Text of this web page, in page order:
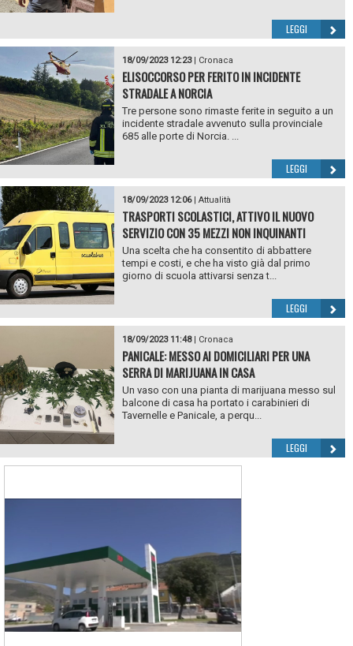
LEGGI
18/09/2023 12:23| Cronaca
ELISOCCORSO PER FERITO IN INCIDENTE
STRADALE A NORCIA
Tre persone sono rimaste ferite in seguito a un
incidente stradale avvenuto sulla provinciale
685 alle porte di Norcia. ...
LEGGI
18/09/2023 12:06| Attualità
TRASPORTI SCOLASTICI, ATTIVO IL NUOVO
SERVIZIO CON 35 MEZZI NON INQUINANTI
Una scelta che ha consentito di abbattere
tempi e costi, e che ha visto già dal primo
giorno di scuola attivarsi senza t...
LEGGI
18/09/2023 11:48| Cronaca
PANICALE: MESSO AI DOMICILIARI PER UNA
SERRA DI MARIJUANA IN CASA
Un vaso con una pianta di marijuana messo sul
balcone di casa ha portato i carabinieri di
Tavernelle e Panicale, a perqu...
LEGGI